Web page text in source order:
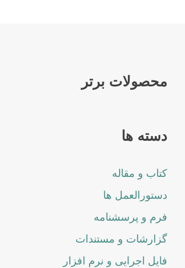
محصولات برتر
دسته ها
کتاب و مقاله
دستورالعمل ها
فرم و پرسشنامه
گزارشات و مستندات
فایل اجرایی و نرم افزار